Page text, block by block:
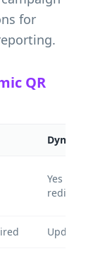
for
QR
Dynamic
Yes — via
redirect
Update in